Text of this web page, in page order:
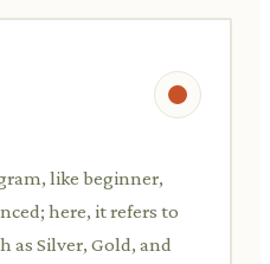
like beginner,
here, it refers to
as Silver, Gold, and